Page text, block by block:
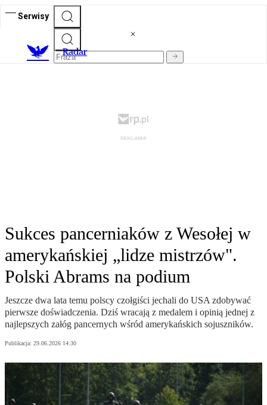
Serwisy
Radar
Sukces pancerniaków z Wesołej w
amerykańskiej „lidze mistrzów".
Polski Abrams na podium
Jeszcze dwa lata temu polscy czołgiści jechali do USA zdobywać
pierwsze doświadczenia. Dziś wracają z medalem i opinią jednej z
najlepszych załóg pancernych wśród amerykańskich sojuszników.
Publikacja: 29.06.2026 14:30